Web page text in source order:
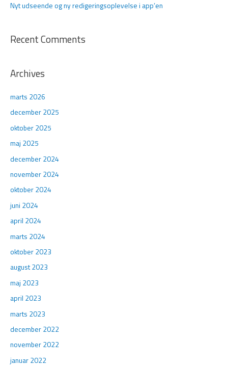
Nyt udseende og ny redigeringsoplevelse i app’en
Recent Comments
Archives
marts 2026
december 2025
oktober 2025
maj 2025
december 2024
november 2024
oktober 2024
juni 2024
april 2024
marts 2024
oktober 2023
august 2023
maj 2023
april 2023
marts 2023
december 2022
november 2022
januar 2022